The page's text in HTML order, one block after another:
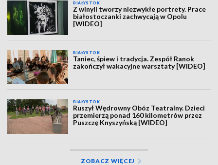
BIAŁYSTOK
Z winyli tworzy niezwykłe portrety. Prace
białostoczanki zachwycają w Opolu
[WIDEO]
BIAŁYSTOK
Taniec, śpiew i tradycja. Zespół Ranok
zakończył wakacyjne warsztaty [WIDEO]
BIAŁYSTOK
Ruszył Wędrowny Obóz Teatralny. Dzieci
przemierzą ponad 160 kilometrów przez
Puszczę Knyszyńską [WIDEO]
ZOBACZ WIĘCEJ